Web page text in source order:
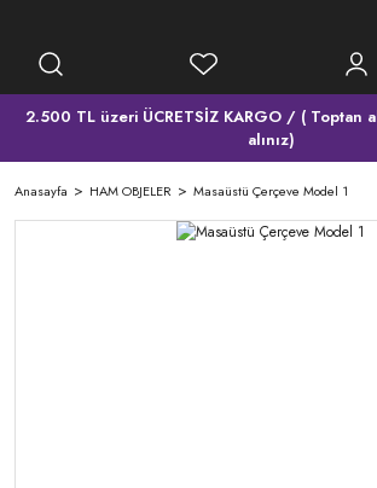
2.500 TL üzeri ÜCRETSİZ KARGO / ( Toptan
alınız)
Anasayfa HAM OBJELER Masaüstü Çerçeve Model 1